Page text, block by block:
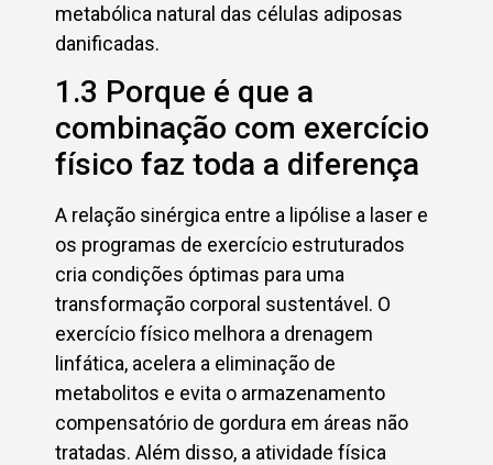
metabólica natural das células adiposas
danificadas.
1.3 Porque é que a
combinação com exercício
físico faz toda a diferença
A relação sinérgica entre a lipólise a laser e
os programas de exercício estruturados
cria condições óptimas para uma
transformação corporal sustentável. O
exercício físico melhora a drenagem
linfática, acelera a eliminação de
metabolitos e evita o armazenamento
compensatório de gordura em áreas não
tratadas. Além disso, a atividade física